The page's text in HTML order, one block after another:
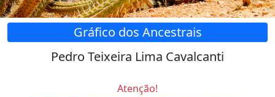
Gráfico dos Ancestrais
Pedro Teixeira Lima Cavalcanti
Atenção!